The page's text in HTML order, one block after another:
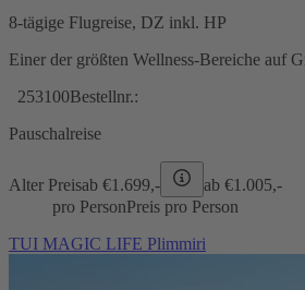
8-tägige Flugreise, DZ inkl. HP
Einer der größten Wellness-Bereiche auf
253100Bestellnr.:
Pauschalreise
Alter Preisab €1.699,- ab €1.005,-
pro PersonPreis pro Person
TUI MAGIC LIFE Plimmiri